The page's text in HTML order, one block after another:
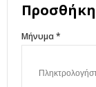
Μήνυμα *